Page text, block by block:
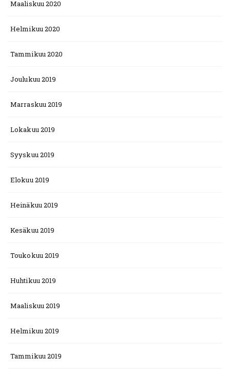
Maaliskuu 2020
Helmikuu 2020
Tammikuu 2020
Joulukuu 2019
Marraskuu 2019
Lokakuu 2019
Syyskuu 2019
Elokuu 2019
Heinäkuu 2019
Kesäkuu 2019
Toukokuu 2019
Huhtikuu 2019
Maaliskuu 2019
Helmikuu 2019
Tammikuu 2019